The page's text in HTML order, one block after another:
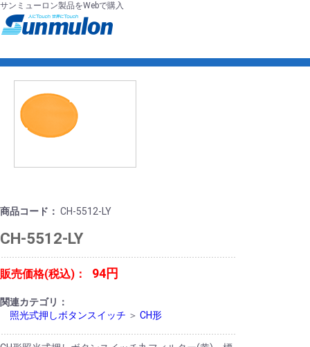
サンミューロン製品をWebで購入
商品コード： CH-5512-LY
CH-5512-LY
販売価格(税込)： 94円
関連カテゴリ：
照光式押しボタンスイッチ ＞ CH形